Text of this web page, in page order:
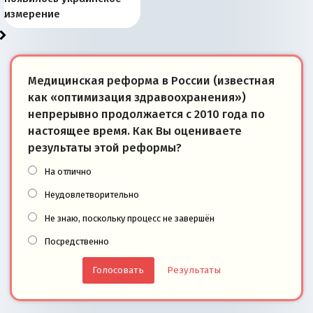
«переобувании» хозяев
суверенной экономике
Анкориджа
внутренней политике
отношениям с Россией?
Южной Осетии
измерение
Медицинская реформа в России (известная
как «оптимизация здравоохранения»)
непрерывно продолжается с 2010 года по
настоящее время. Как Вы оцениваете
результаты этой реформы?
На отлично
Неудовлетворительно
Не знаю, поскольку процесс не завершён
Посредственно
Результаты